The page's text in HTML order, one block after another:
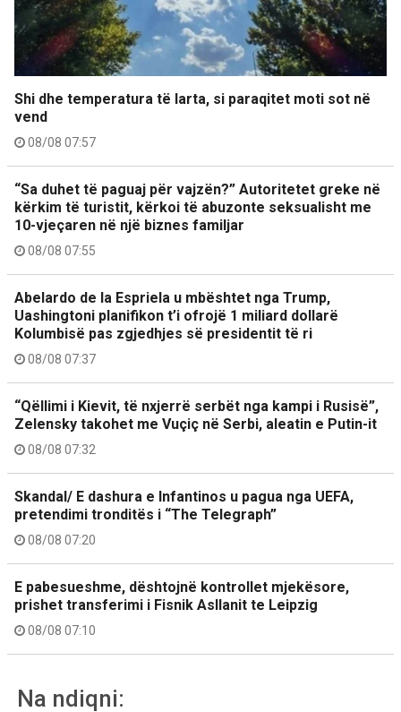
Shi dhe temperatura të larta, si paraqitet moti sot në
vend
08/08 07:57
“Sa duhet të paguaj për vajzën?” Autoritetet greke në
kërkim të turistit, kërkoi të abuzonte seksualisht me
10-vjeçaren në një biznes familjar
08/08 07:55
Abelardo de la Espriela u mbështet nga Trump,
Uashingtoni planifikon t’i ofrojë 1 miliard dollarë
Kolumbisë pas zgjedhjes së presidentit të ri
08/08 07:37
“Qëllimi i Kievit, të nxjerrë serbët nga kampi i Rusisë”,
Zelensky takohet me Vuçiç në Serbi, aleatin e Putin-it
08/08 07:32
Skandal/ E dashura e Infantinos u pagua nga UEFA,
pretendimi tronditës i “The Telegraph”
08/08 07:20
E pabesueshme, dështojnë kontrollet mjekësore,
prishet transferimi i Fisnik Asllanit te Leipzig
08/08 07:10
Na ndiqni: